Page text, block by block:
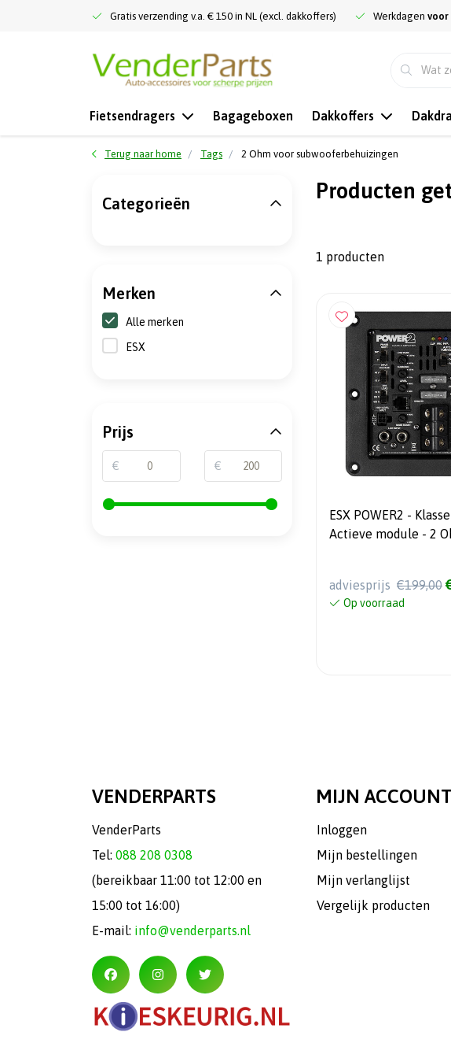
Gratis verzending v.a. € 150 in NL (excl. dakkoffers) Werkdagen voor
Fietsendragers Bagageboxen Dakkoffers
Terug naar home Tags 2 Ohm voor subwooferbehuizingen
Producten
1 producten
ESX POWER2 -
Actieve module - 2
adviesprijs €199,00
Op voorraad
Categorieën
Merken
Alle merken
ESX
Prijs
€ €
VENDERPARTS
VenderParts
Tel: 088 208 0308
(bereikbaar 11:00 tot 12:00 en
15:00 tot 16:00)
E-mail: info@venderparts.nl
MIJN ACCOUNT
Inloggen
Mijn bestellingen
Mijn verlanglijst
Vergelijk producten